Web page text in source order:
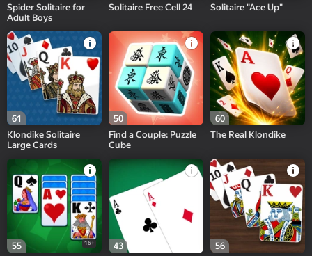
Spider Solitaire for
Adult Boys
Solitaire Free Cell 24 Solitaire "Ace Up"
61
Klondike Solitaire
Large Cards
50
Find a Couple: Puzzle
Cube
60
The Real Klondike
55 16+
43
56